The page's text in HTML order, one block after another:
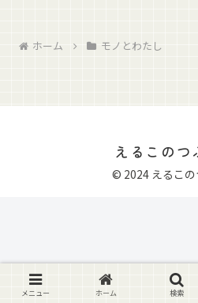
ホーム モノとわたし
えるこのつ
© 2024 えるこの
メニュー ホーム 検索